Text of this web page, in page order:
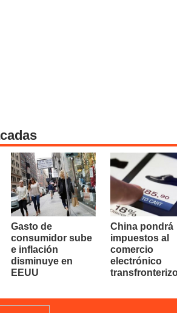
Gasto de
consumidor sube
e inflación
disminuye en
EEUU
China pondrá
impuestos al
comercio
electrónico